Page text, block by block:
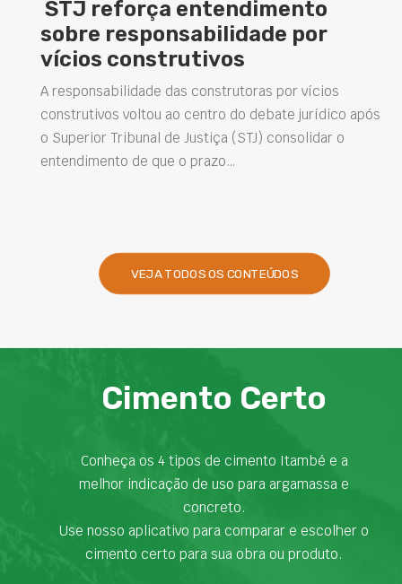
vícios
jurídico após
o
Concretos aditivados e
elevam desempenho das
estruturas e
soluções na construção
Projetar estruturas mais duráveis, reduzir
intervenções de manutenção e melhorar o
desempenho das obras são desafios cada
VEJA TODOS OS CONTEÚDOS
Cimento Certo
Conheça os 4 tipos de cimento Itambé e a
melhor indicação de uso para argamassa e
concreto.
Use nosso aplicativo para comparar e escolher o
cimento certo para sua obra ou produto.